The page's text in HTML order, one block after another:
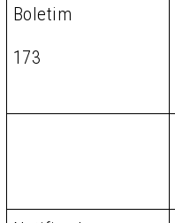
Boletim
173